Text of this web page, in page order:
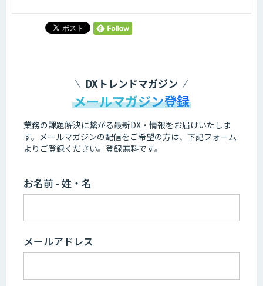
DXトレンドマガジン
メールマガジン登録
業務の課題解決に繋がる最新DX・情報をお届けいたしま
す。 メールマガジンの配信をご希望の方は、下記フォーム
よりご登録ください。登録無料です。
お名前 - 姓・名
メールアドレス